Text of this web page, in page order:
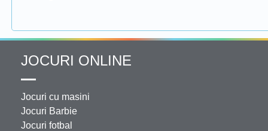
JOCURI ONLINE
Jocuri cu masini
Jocuri Barbie
Jocuri fotbal